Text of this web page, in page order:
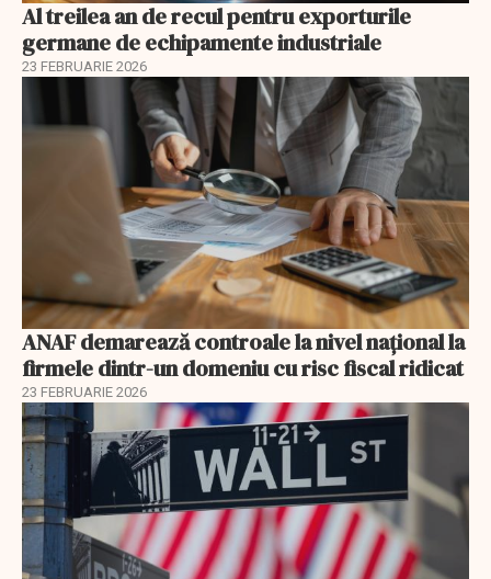
Al treilea an de recul pentru exporturile
germane de echipamente industriale
23 FEBRUARIE 2026
ANAF demarează controale la nivel naţional la
firmele dintr-un domeniu cu risc fiscal ridicat
23 FEBRUARIE 2026